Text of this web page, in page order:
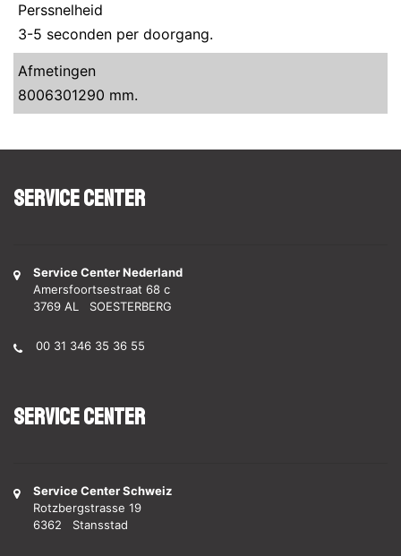
Perssnelheid
3-5 seconden per doorgang.
Afmetingen
8006301290 mm.
Service Center
Service Center Nederland
Amersfoortsestraat 68 c
3769 AL SOESTERBERG
00 31 346 35 36 55
Service Center
Service Center Schweiz
Rotzbergstrasse 19
6362 Stansstad